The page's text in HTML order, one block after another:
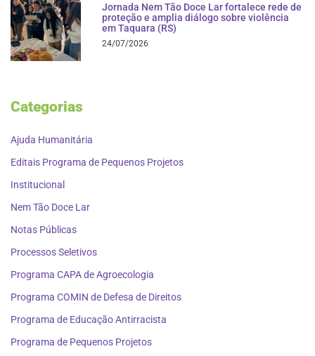
Jornada Nem Tão Doce Lar fortalece rede de
proteção e amplia diálogo sobre violência
em Taquara (RS)
24/07/2026
Categorias
Ajuda Humanitária
Editais Programa de Pequenos Projetos
Institucional
Nem Tão Doce Lar
Notas Públicas
Processos Seletivos
Programa CAPA de Agroecologia
Programa COMIN de Defesa de Direitos
Programa de Educação Antirracista
Programa de Pequenos Projetos